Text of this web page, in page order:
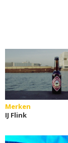
Merken
IJ Flink